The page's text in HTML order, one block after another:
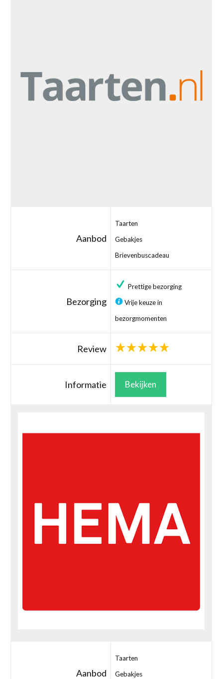
Aanbod
Taarten
Gebakjes
Brievenbuscadeau
Bezorging
Prettige bezorging
Vrije keuze in
bezorgmomenten
Review
Informatie Bekijken
Aanbod
Taarten
Gebakjes